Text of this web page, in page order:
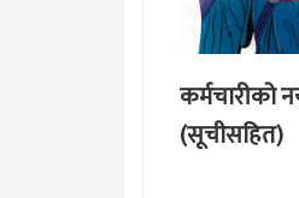
कर्मचारीको
(सूचीसहित)